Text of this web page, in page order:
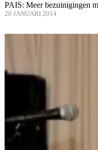
PAIS: Meer bezuinigingen
20 JANUARI 2014